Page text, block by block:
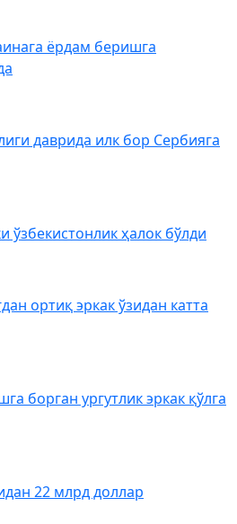
ёрдам беришга
даврида илк бор Сербияга
ўзбекистонлик ҳалок бўлди
ортиқ эркак ўзидан катта
борган ургутлик эркак қўлга
22 млрд доллар